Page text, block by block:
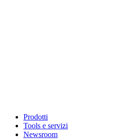
Prodotti
Tools e servizi
Newsroom